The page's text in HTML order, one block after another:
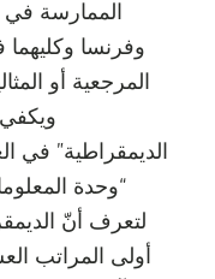
الممارسة في
وفرنسا وكليهما
المرجعية أو
الديمقراطية” في
“وحدة
لتعرف أنّ
أولى المراتب